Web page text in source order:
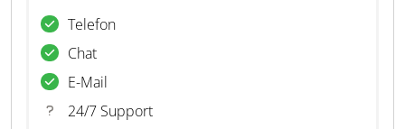
Telefon
Chat
E-Mail
24/7 Support